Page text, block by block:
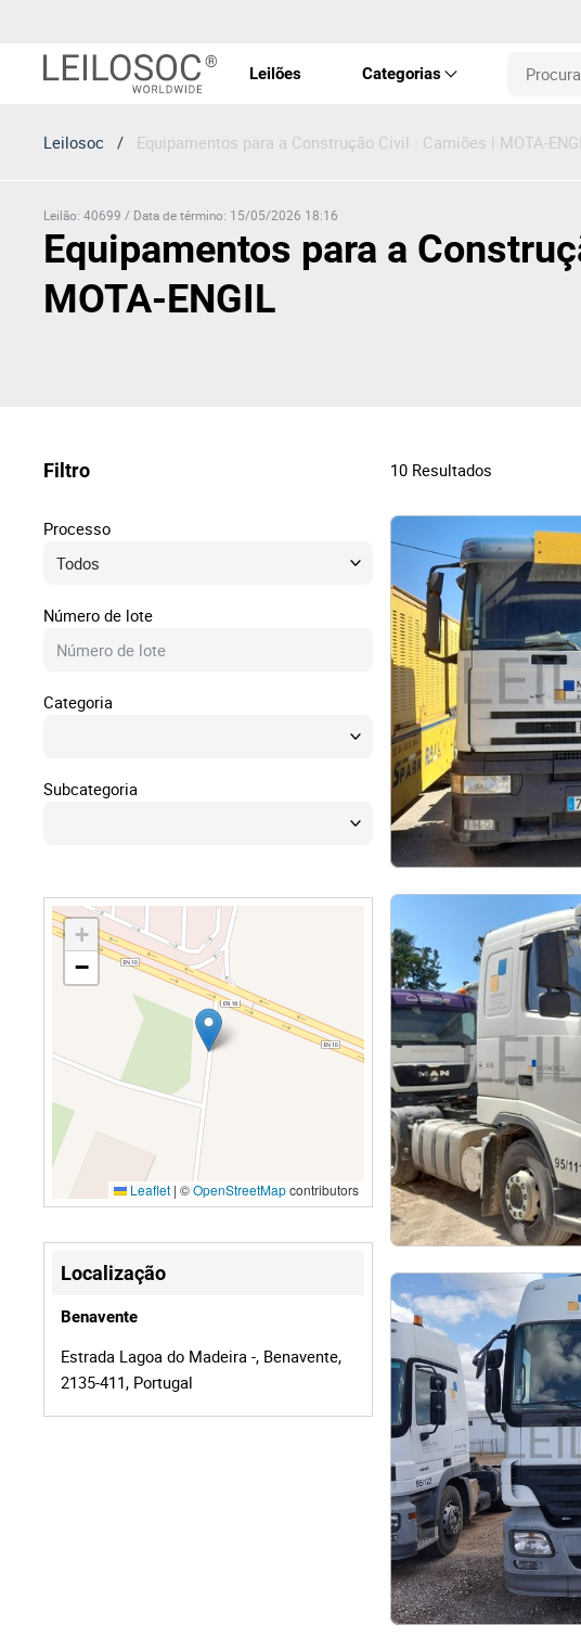
Leilões Categorias
Imóveis
Tecnologia
Mobiliário e
Náutica
Outros
Leilosoc / Equipamentos para a Construção Civil · Camiões | MOTA-
Leilão: 40699 / Data de término: 15/05/2026 18:16
Equipamentos para a
MOTA-ENGIL
Filtro 10 Resultados
Processo
Número de lote
Categoria
Subcategoria
+
−
Leaflet | ©OpenStreetMapcontributors
Localização
Benavente
Estrada Lagoa do Madeira -, Benavente,
2135-411, Portugal